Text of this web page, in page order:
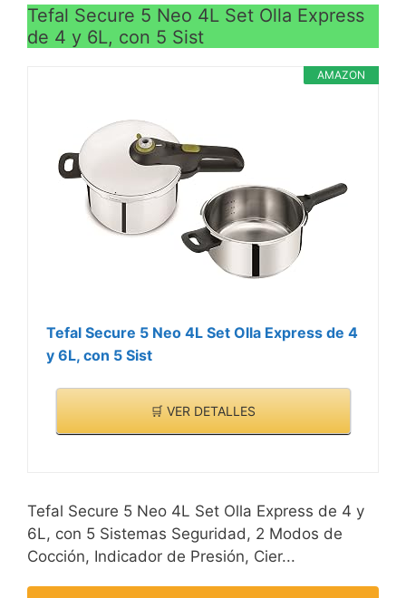
Tefal Secure 5 Neo 4L Set Olla Express
de 4 y 6L, con 5 Sist
AMAZON
Tefal Secure 5 Neo 4L Set Olla Express de 4
y 6L, con 5 Sist
🛒 VER DETALLES
Tefal Secure 5 Neo 4L Set Olla Express de 4 y
6L, con 5 Sistemas Seguridad, 2 Modos de
Cocción, Indicador de Presión, Cier...